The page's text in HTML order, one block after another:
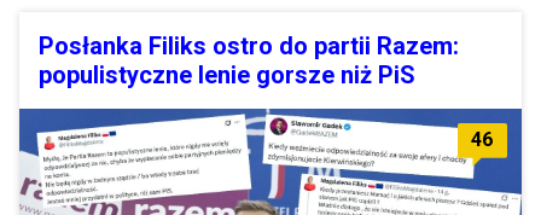
Posłanka Filiks ostro do partii Razem:
populistyczne lenie gorsze niż PiS
46